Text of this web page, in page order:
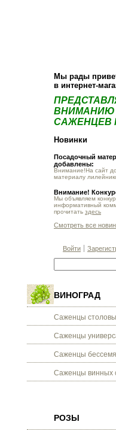
Мы рады
в интернет-
ВНИМАНИЮ
САЖЕНЦЕВ
Новинки
Посадочный
добавлены:
Внимание!На сайт
материалу
Внимание!
Мы объявляем
информативный
прочитать здесь
Смотреть все
Войти
ВИНОГРАД
Саженцы
Саженцы
Саженцы
Саженцы винных
РОЗЫ